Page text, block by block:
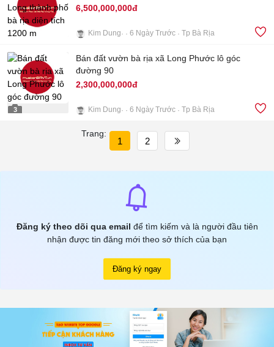
6,500,000,000đ
Kim Dung 6 Ngày Trước Tp Bà Rịa
3
Bán đất vườn bà rịa xã Long Phước lô góc
đường 90
2,300,000,000đ
Kim Dung 6 Ngày Trước Tp Bà Rịa
Trang:
1 2
Đăng ký theo dõi qua email để tìm kiếm và là người đầu tiên
nhận được tin đăng mới theo sở thích của bạn
Đăng ký ngay